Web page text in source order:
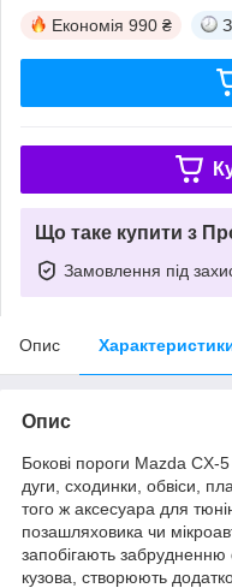
Економія 990 ₴
Що таке купити з
Замовлення під
Опис
Опис
Бокові пороги Mazda CX-5
дуги, сходинки, обвіси,
того ж аксесуара для
позашляховика чи
запобігають
кузова, створюють